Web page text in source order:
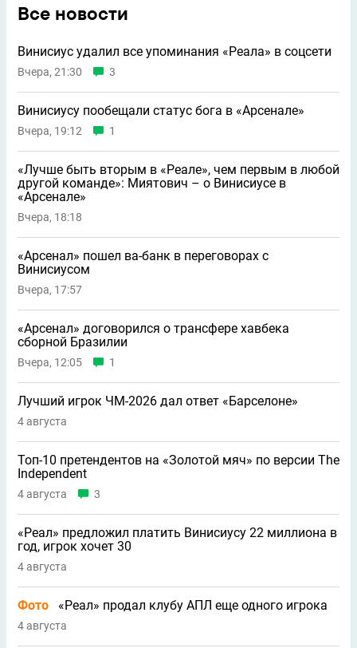
Все новости
Винисиус удалил все упоминания «Реала» в соцсети
Вчера, 21:30 3
Винисиусу пообещали статус бога в «Арсенале»
Вчера, 19:12 1
«Лучше быть вторым в «Реале», чем первым в любой
другой команде»: Миятович – о Винисиусе в
«Арсенале»
Вчера, 18:18
«Арсенал» пошел ва-банк в переговорах с
Винисиусом
Вчера, 17:57
«Арсенал» договорился о трансфере хавбека
сборной Бразилии
Вчера, 12:05 1
Лучший игрок ЧМ-2026 дал ответ «Барселоне»
4 августа
Топ-10 претендентов на «Золотой мяч» по версии The
Independent
4 августа 3
«Реал» предложил платить Винисиусу 22 миллиона в
год, игрок хочет 30
4 августа
Фото «Реал» продал клубу АПЛ еще одного игрока
4 августа